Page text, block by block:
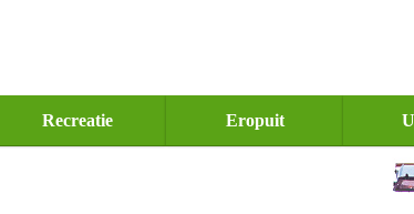
Recreatie Eropuit